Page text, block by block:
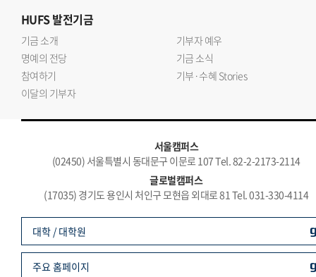
HUFS발전기금
기금 소개
기부자 예우
명예의 전당
기금 소식
참여하기
기부·수혜 Stories
이달의 기부자
서울캠퍼스
(02450) 서울특별시 동대문구 이문로 107 Tel. 82-2-2173-2114
글로벌캠퍼스
(17035) 경기도 용인시 처인구 모현읍 외대로 81 Tel. 031-330-4114
대학 / 대학원
주요 홈페이지